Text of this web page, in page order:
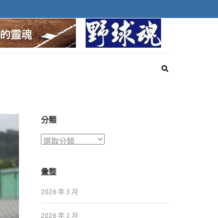
球魂
探索棒球最深邃的靈魂
分類
分
彙整
2026 年 3 月
2026 年 2 月